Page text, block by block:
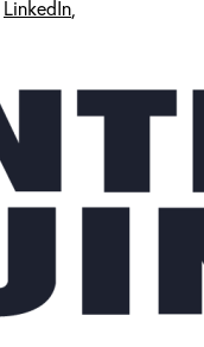
LinkedIn